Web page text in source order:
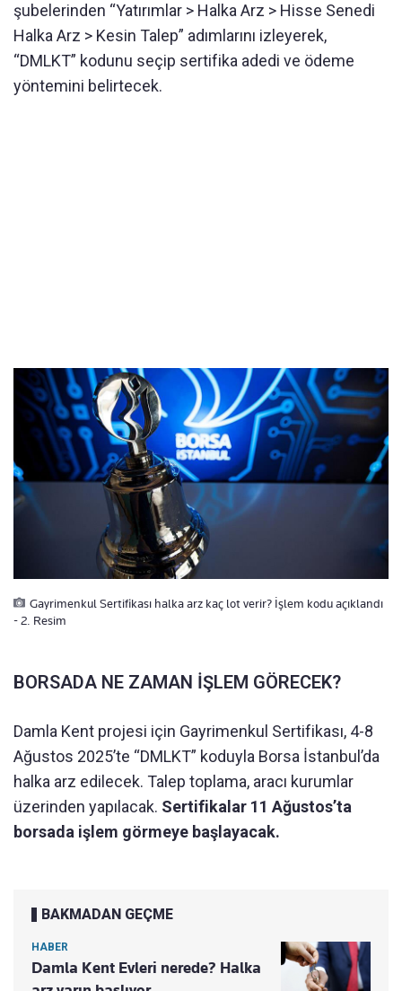
şubelerinden “Yatırımlar > Halka Arz > Hisse Senedi
Halka Arz > Kesin Talep” adımlarını izleyerek,
“DMLKT” kodunu seçip sertifika adedi ve ödeme
yöntemini belirtecek.
Gayrimenkul Sertifikası halka arz kaç lot verir? İşlem kodu açıklandı
- 2. Resim
BORSADA NE ZAMAN İŞLEM GÖRECEK?
Damla Kent projesi için Gayrimenkul Sertifikası, 4-8
Ağustos 2025’te “DMLKT” koduyla Borsa İstanbul’da
halka arz edilecek. Talep toplama, aracı kurumlar
üzerinden yapılacak. Sertifikalar 11 Ağustos’ta
borsada işlem görmeye başlayacak.
BAKMADAN GEÇME
HABER
Damla Kent Evleri nerede? Halka